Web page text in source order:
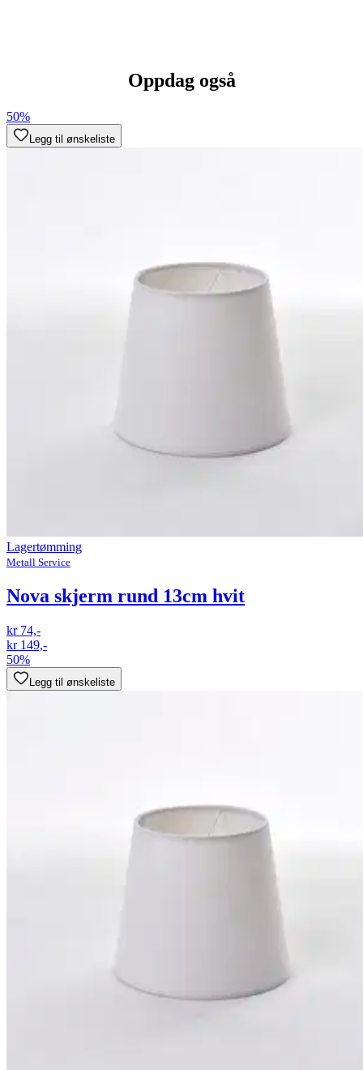
Oppdag også
50%
Legg til ønskeliste
Lagertømming
Metall Service
Nova skjerm rund 13cm hvit
kr 74,-
kr 149,-
50%
Legg til ønskeliste